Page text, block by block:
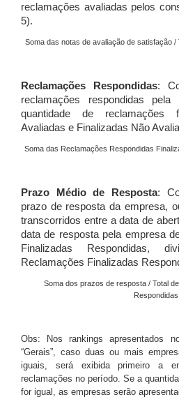
reclamações avaliadas pelos
5).
Soma das notas de avaliação de satisfação /
Reclamações Respondidas:
reclamações respondidas
quantidade de reclamações
Avaliadas e Finalizadas Não
Soma das Reclamações Respondidas
Prazo Médio de Resposta:
prazo de resposta da empresa,
transcorridos entre a data de
data de resposta pela empresa
Finalizadas Respondidas,
Reclamações Finalizadas
Soma dos prazos de resposta / Total
Respondidas
Obs: Nos rankings apresentados
“Gerais”, caso duas ou mais
iguais, será exibida primeiro a
reclamações no período. Se a
for igual, as empresas serão